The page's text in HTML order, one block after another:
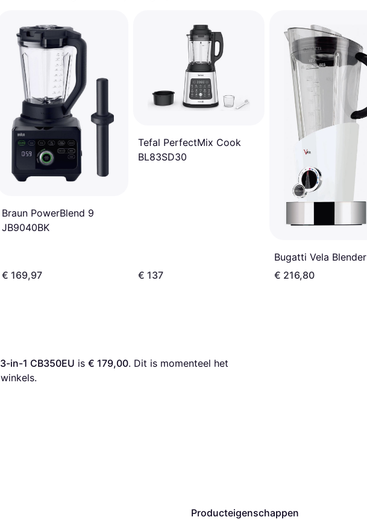
Braun PowerBlend 9
JB9040BK
€ 169,97
Tefal PerfectMix Cook
BL83SD30
€ 137
Bugatti Vela Blender
€ 216,80
in-1 CB350EU is € 179,00. Dit is momenteel het
winkels.
Producteigenschappen